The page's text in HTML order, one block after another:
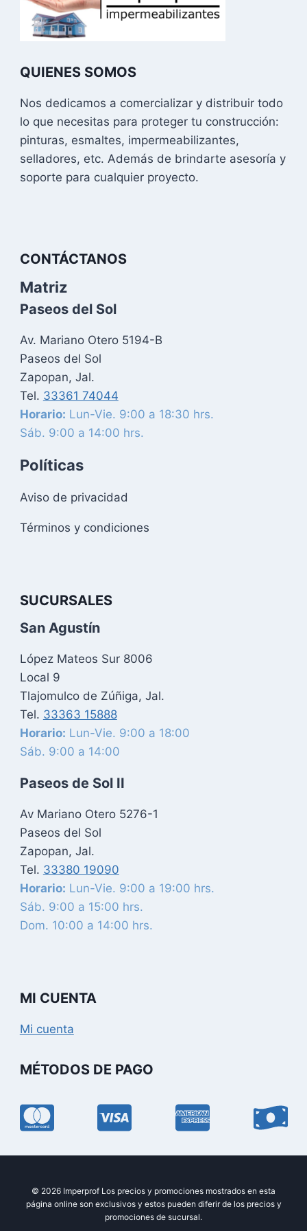
opciones
elegir
la
página
de
producto
QUIENES SOMOS
Nos dedicamos a comercializar y distribuir todo
lo que necesitas para proteger tu construcción:
pinturas, esmaltes, impermeabilizantes,
selladores, etc. Además de brindarte asesoría y
soporte para cualquier proyecto.
CONTÁCTANOS
Matriz
Paseos del Sol
Av. Mariano Otero 5194-B
Paseos del Sol
Zapopan, Jal.
Tel. 33361 74044
Horario: Lun-Vie. 9:00 a 18:30 hrs.
Sáb. 9:00 a 14:00 hrs.
Políticas
Aviso de privacidad
Términos y condiciones
SUCURSALES
San Agustín
López Mateos Sur 8006
Local 9
Tlajomulco de Zúñiga, Jal.
Tel. 33363 15888
Horario: Lun-Vie. 9:00 a 18:00
Sáb. 9:00 a 14:00
Paseos de Sol II
Av Mariano Otero 5276-1
Paseos del Sol
Zapopan, Jal.
Tel. 33380 19090
Horario: Lun-Vie. 9:00 a 19:00 hrs.
Sáb. 9:00 a 15:00 hrs.
Dom. 10:00 a 14:00 hrs.
MI CUENTA
Mi cuenta
MÉTODOS DE PAGO
© 2026 Imperprof Los precios y promociones mostrados en esta
página online son exclusivos y estos pueden diferir de los precios y
promociones de sucursal.